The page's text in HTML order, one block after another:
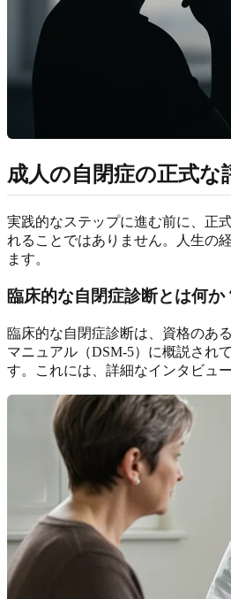
成人の自閉症の正式な
実践的なステップに進む前に、正
れることではありません。人生の
ます。
臨床的な自閉症診断とは何か
臨床的な自閉症診断は、資格のあ
マニュアル（DSM-5）に概説され
す。これには、詳細なインタビュ